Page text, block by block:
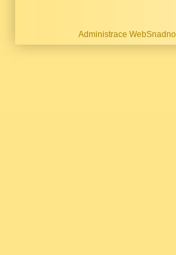
Administrace WebSnadno